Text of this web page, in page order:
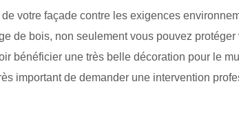
votre façade contre les exigences
de bois, non seulement vous pouvez
bénéficier une très belle décoration pour le
important de demander une intervention